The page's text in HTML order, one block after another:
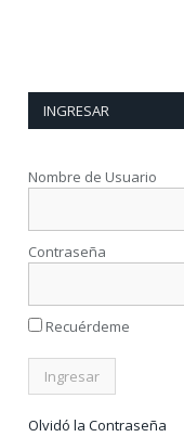
INGRESAR
Nombre de Usuario
Contraseña
Recuérdeme
Olvidó la Contraseña